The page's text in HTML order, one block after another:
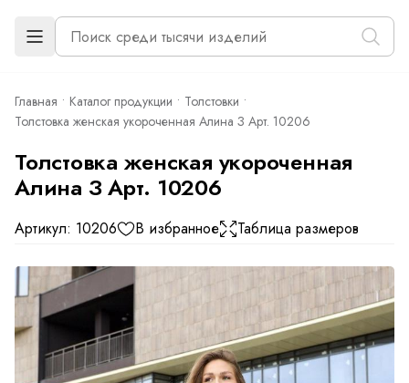
Главная Каталог продукции
Толстовки
Толстовка женская укороченная Алина З Арт. 10206
Толстовка женская укороченная
Алина З Арт. 10206
Артикул: 10206 В избранное Таблица размеров